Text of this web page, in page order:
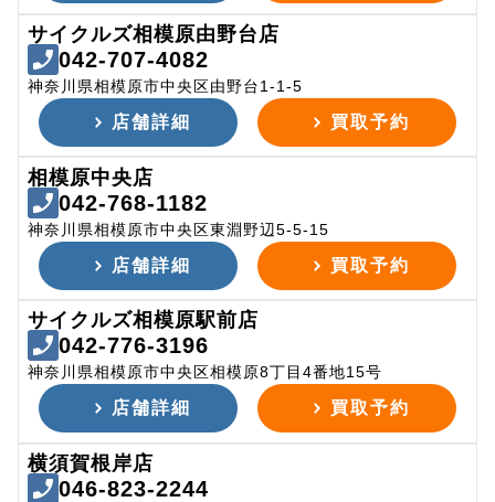
サイクルズ相模原由野台店
042-707-4082
神奈川県相模原市中央区由野台1-1-5
店舗詳細 買取予約
相模原中央店
042-768-1182
神奈川県相模原市中央区東淵野辺5-5-15
店舗詳細 買取予約
サイクルズ相模原駅前店
042-776-3196
神奈川県相模原市中央区相模原8丁目4番地15号
店舗詳細 買取予約
横須賀根岸店
046-823-2244